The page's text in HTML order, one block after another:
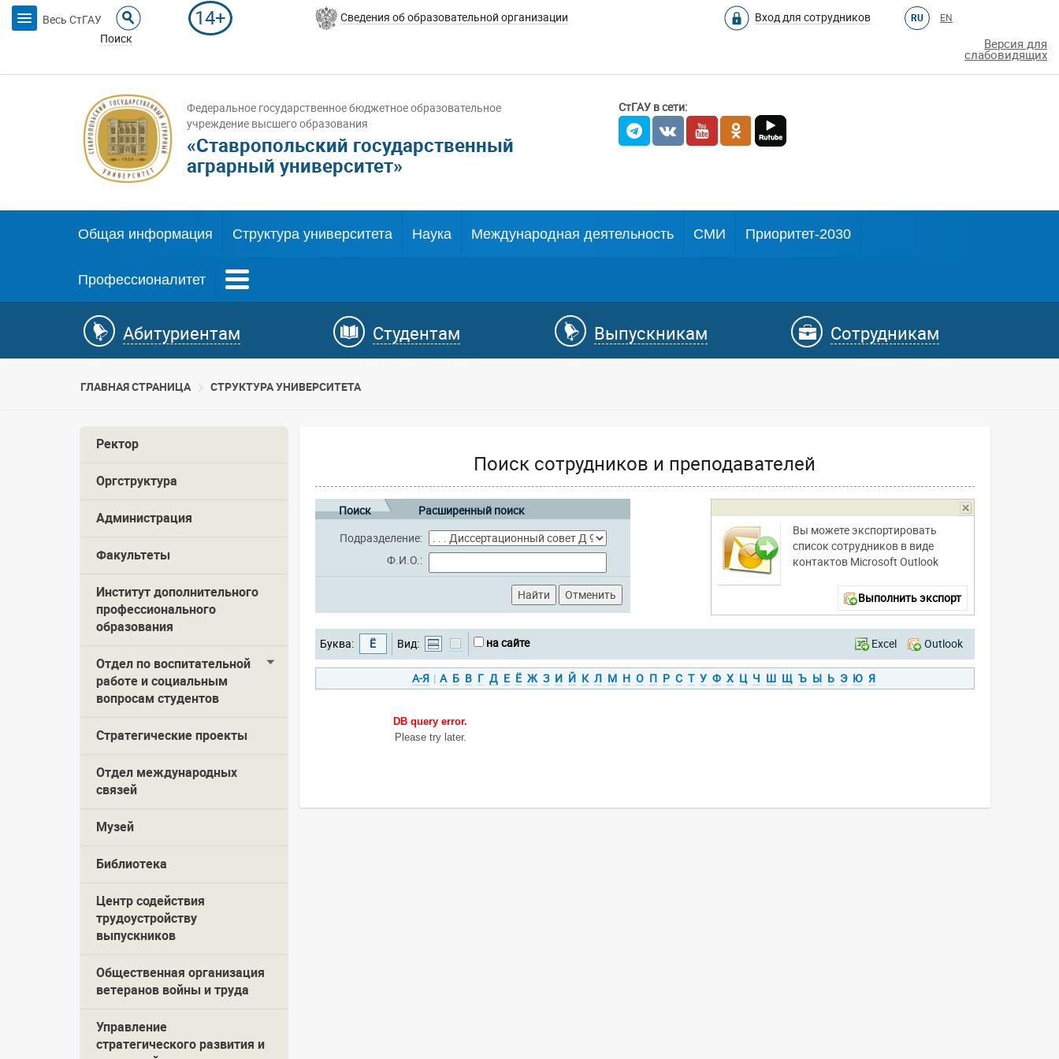
Весь СтГАУ
Поиск
14+ Сведения об образовательной организации Вход для сотрудников RU EN
Версия для
слабовидящих
Федеральное государственное бюджетное образовательное
учреждение высшего образования
«Ставропольский государственный
аграрный университет»
СтГАУ в сети:
Общая информация Структура университета Наука Международная деятельность СМИ Приоритет-2030
Профессионалитет
Абитуриентам Студентам Выпускникам Сотрудникам
ГЛАВНАЯ СТРАНИЦА CТРУКТУРА УНИВЕРСИТЕТА
Ректор
Оргструктура
Администрация
Факультеты
Институт дополнительного
профессионального
образования
Отдел по воспитательной
работе и социальным
вопросам студентов
Стратегические проекты
Отдел международных
связей
Музей
Библиотека
Центр содействия
трудоустройству
выпускников
Общественная организация
ветеранов войны и труда
Управление
стратегического развития и
Поиск сотрудников и преподавателей
Вы можете экспортировать
список сотрудников в виде
контактов Microsoft Outlook
Выполнить экспорт
Поиск Расширенный поиск
Подразделение:
Ф.И.О.:
Буква: Ё Вид: на сайте Excel Outlook
А-Я | А Б В Г Д Е Ё Ж З И Й К Л М Н О П Р С Т У Ф Х Ц Ч Ш Щ Ъ Ы Ь Э Ю Я
DB query error.
Please try later.